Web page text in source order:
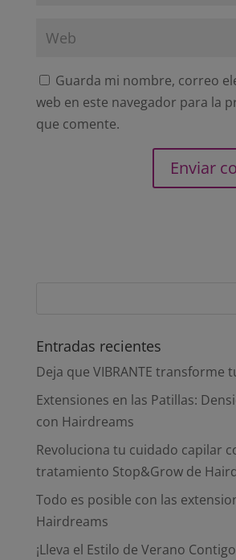
Guarda mi nombre, correo
web en este navegador para la
que comente.
Entradas recientes
Deja que VIBRANTE transforme
Extensiones en las Patillas:
con Hairdreams
Revoluciona tu cuidado capilar
tratamiento Stop&Grow de
Todo es posible con las
Hairdreams
¡Lleva el Estilo de Verano